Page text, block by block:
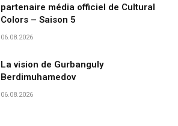
partenaire média officiel de Cultural
Colors – Saison 5
06.08.2026
La vision de Gurbanguly
Berdimuhamedov
06.08.2026